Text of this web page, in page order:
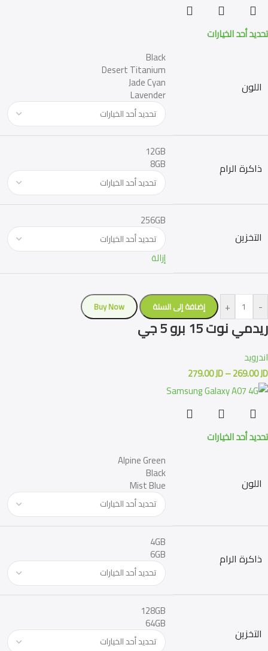
تحديد أحد الخيارات
اللون
Black
Desert Titanium
Jade Cyan
Lavender
ذاكرة الرام
12GB
8GB
التخزين
256GB
إزالة
-
+ إضافة إلى السلة Buy Now
ريدمي نوت 15 برو 5 جي
اندرويد
269.00JD
–
279.00JD
تحديد أحد الخيارات
اللون
Alpine Green
Black
Mist Blue
ذاكرة الرام
4GB
6GB
التخزين
128GB
64GB